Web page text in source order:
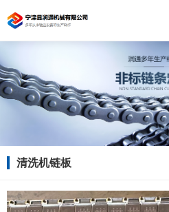
清洗机链板